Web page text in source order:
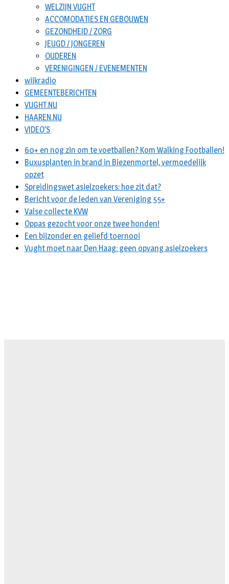
WELZIJN VUGHT
ACCOMODATIES EN GEBOUWEN
GEZONDHEID / ZORG
JEUGD / JONGEREN
OUDEREN
VERENIGINGEN / EVENEMENTEN
wijkradio
GEMEENTEBERICHTEN
VUGHT.NU
HAAREN.NU
VIDEO’S
60+ en nog zin om te voetballen? Kom Walking Footballen!
Buxusplanten in brand in Biezenmortel, vermoedelijk
opzet
Spreidingswet asielzoekers: hoe zit dat?
Bericht voor de leden van Vereniging 55+
Valse collecte KVW
Oppas gezocht voor onze twee honden!
Een bijzonder en geliefd toernooi
Vught moet naar Den Haag: geen opvang asielzoekers